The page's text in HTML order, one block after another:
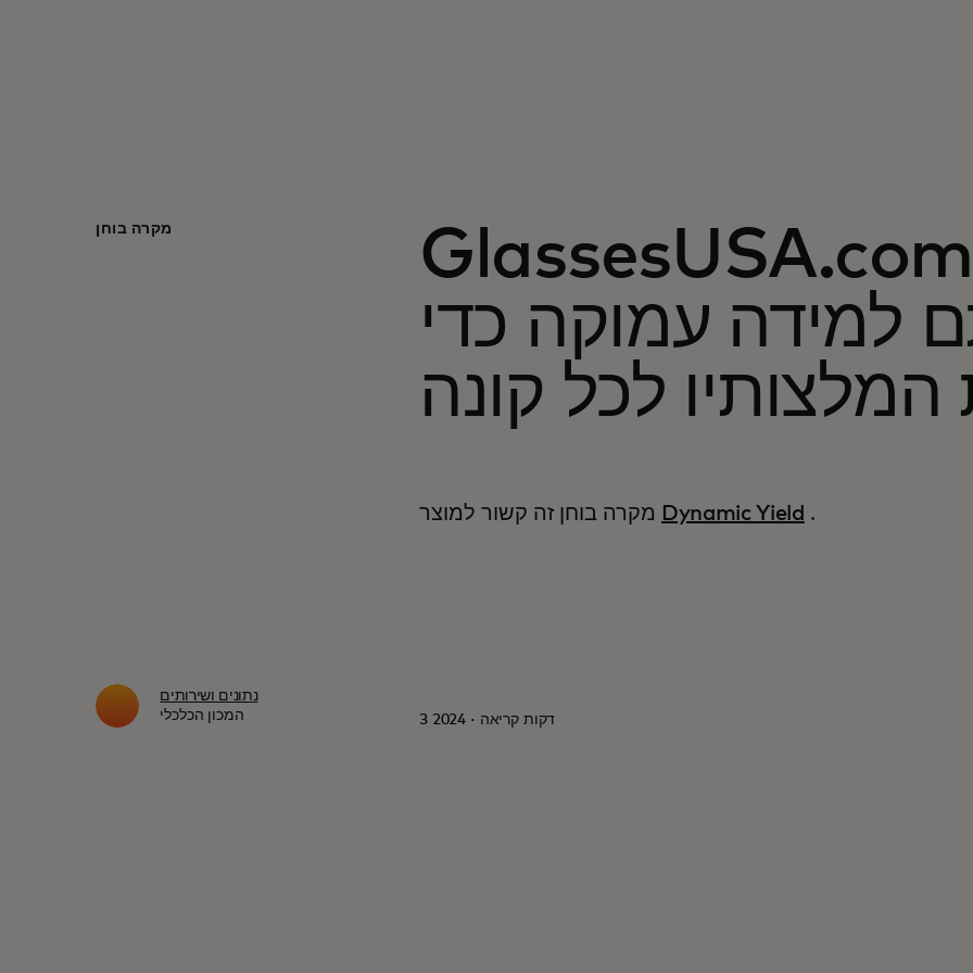
מקרה בוחן
GlassesUSA.com משתמש
למידה עמוקה כדי
לכל קונה
Dynamic Yield .
נתונים ושירותים
המכון הכלכלי
3 דקות קריאה · 2024